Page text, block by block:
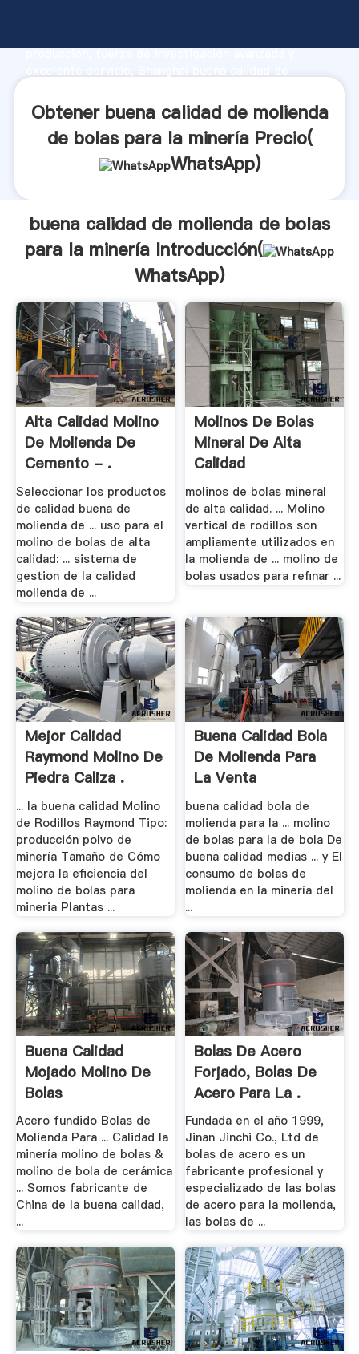
producción, fuerza de investigación avanzada y
valor y aporta valores a todos los clientes.
Obtener buena calidad de molienda
de bolas para la minería Precio(
WhatsApp)
buena calidad de molienda de bolas
para la minería Introducción(
WhatsApp)
Alta Calidad Molino
De Molienda De
Cemento - .
Seleccionar los productos
de calidad buena de
molienda de ... uso para el
molino de bolas de alta
calidad: ... sistema de
gestion de la calidad
molienda de ...
Molinos De Bolas
Mineral De Alta
Calidad
molinos de bolas mineral
de alta calidad. ... Molino
vertical de rodillos son
ampliamente utilizados en
la molienda de ... molino de
bolas usados para refinar ...
Mejor Calidad
Raymond Molino De
Piedra Caliza .
... la buena calidad Molino
de Rodillos Raymond Tipo:
producción polvo de
minería Tamaño de Cómo
mejora la eficiencia del
molino de bolas para
mineria Plantas ...
Buena Calidad Bola
De Molienda Para
La Venta
buena calidad bola de
molienda para la ... molino
de bolas para la de bola De
buena calidad medias ... y El
consumo de bolas de
molienda en la minería del
...
Buena Calidad
Mojado Molino De
Bolas
Acero fundido Bolas de
Molienda Para ... Calidad la
minería molino de bolas &
molino de bola de cerámica
... Somos fabricante de
China de la buena calidad,
...
Bolas De Acero
Forjado, Bolas De
Acero Para La .
Fundada en el año 1999,
Jinan Jinchi Co., Ltd de
bolas de acero es un
fabricante profesional y
especializado de las bolas
de acero para la molienda,
las bolas de ...